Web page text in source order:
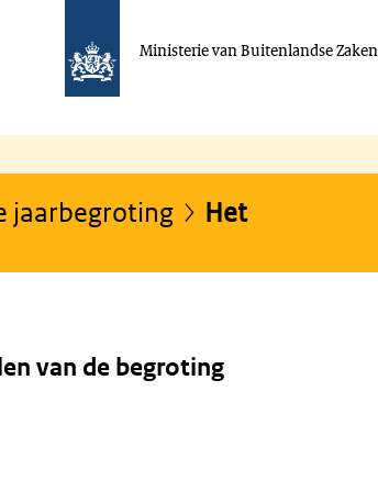
Ministerie van Buitenlandse Zaken
jaarbegroting
Het
van de begroting